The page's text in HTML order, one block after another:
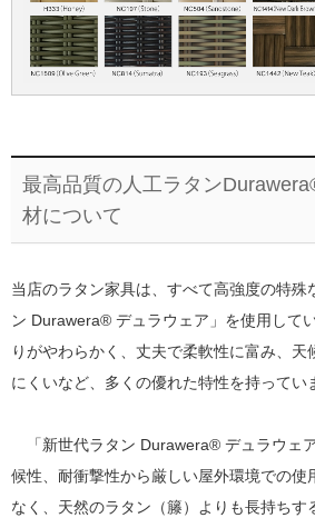
最高品質の人工ラタン
材について
当店のラタン家具は、すべて高強度の特殊
ン Durawera® デュラウェア」を使用して
りがやわらかく、丈夫で柔軟性に富み、天
にくいなど、多くの優れた特性を持ってい
「新世代ラタン Durawera® デュラウェ
候性、耐衝撃性から厳しい屋外環境での使
なく、天然のラタン（籐）よりも長持ちす